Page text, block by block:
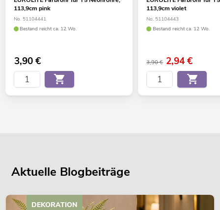
113,9cm pink
No. 51104441
Bestand reicht ca. 12 Wo.
3,90€
113,9cm violet
No. 51104443
Bestand reicht ca. 12 Wo.
3,90 € 2,94€
Aktuelle Blogbeiträge
DEKORATION